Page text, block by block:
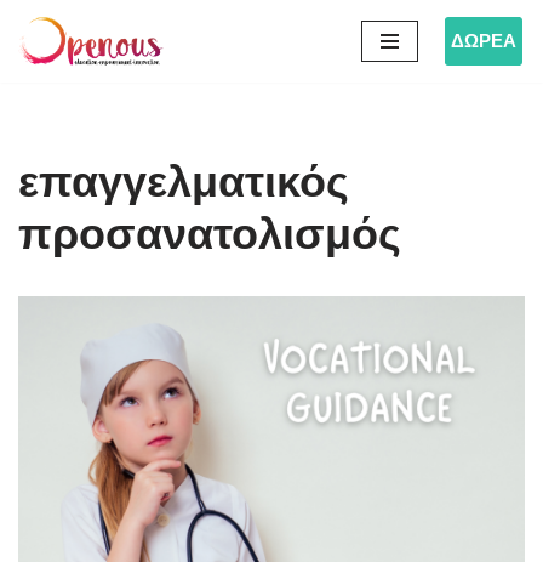
Μεταπηδήστε
ΔΩΡΕΑ
επαγγελματικός
προσανατολισμός